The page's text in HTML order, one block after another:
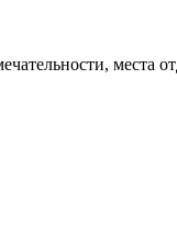
места